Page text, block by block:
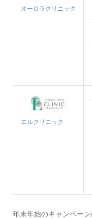
オーロラクリニック
エルクリニック
年末年始のキャンペーン